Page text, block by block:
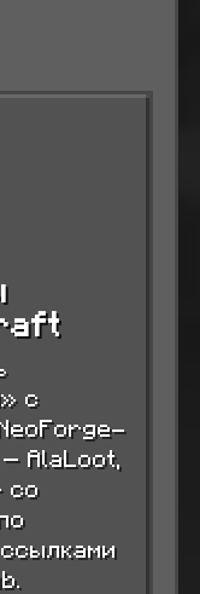
с
AlaLoot,
со